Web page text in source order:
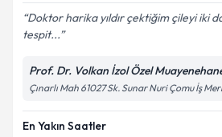
Doktor harika yıldır çektiğim çileyi iki
tespit...
Prof. Dr. Volkan İzol Özel
Çınarlı Mah 61027 Sk. Sunar Nuri Çomu İş
En Yakın Saatler